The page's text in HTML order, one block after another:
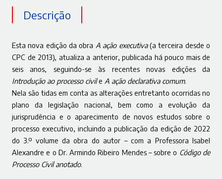
Descrição
Esta nova edição da obra A ação executiva(a terceira desde o
CPC de 2013), atualiza a anterior, publicada há pouco mais de
seis anos, seguindo-se às recentes novas edições da
Introdução ao processo civile A ação declarativa comum.
Nela são tidas em conta as alterações entretanto ocorridas no
plano da legislação nacional, bem como a evolução da
jurisprudência e o aparecimento de novos estudos sobre o
processo executivo, incluindo a publicação da edição de 2022
do 3.º volume da obra do autor – com a Professora Isabel
Alexandre e o Dr. Armindo Ribeiro Mendes – sobre o Código de
Processo Civil anotado.